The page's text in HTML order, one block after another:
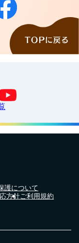
護について
方針ご利用規約